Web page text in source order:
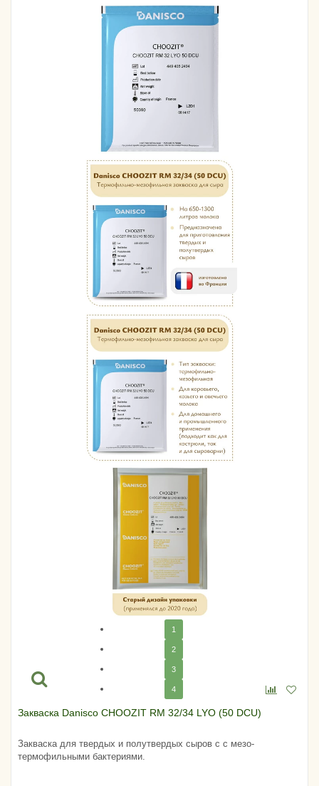
1
2
3
4
Закваска Danisco CHOOZIT RM 32/34 LYO (50 DCU)
Закваска для твердых и полутвердых сыров с с мезо-
термофильными бактериями.